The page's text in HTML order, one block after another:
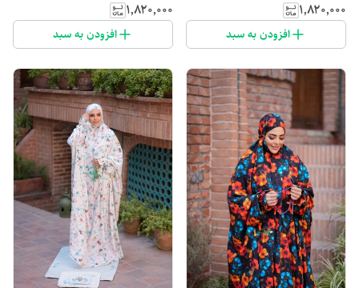
۱٬۸۲۰٬۰۰۰
افزودن به سبد
۱٬۸۲۰٬۰۰۰
افزودن به سبد